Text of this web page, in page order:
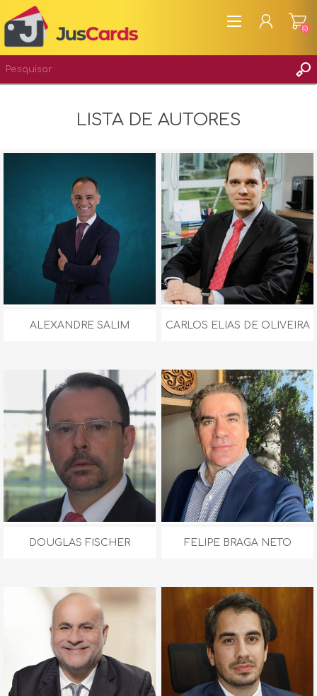
(0)
LISTA DE AUTORES
ALEXANDRE SALIM CARLOS ELIAS DE OLIVEIRA
DOUGLAS FISCHER FELIPE BRAGA NETO